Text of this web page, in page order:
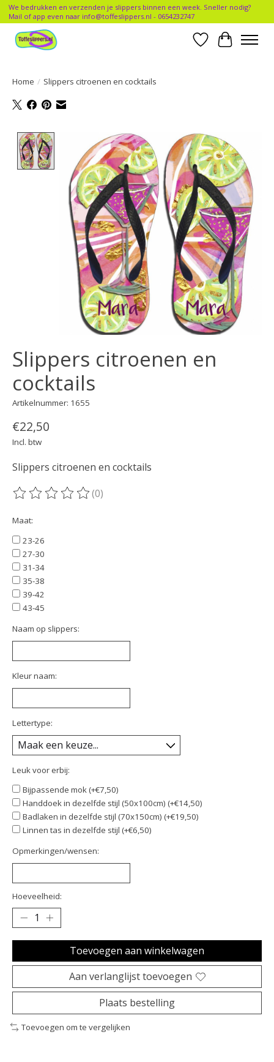
We bedrukken en verzenden je slippers binnen een week. Sneller nodig?
Mail of app even naar info@toffeslippers.nl - 0654232747
Verlanglijst
Home / Slippers citroenen en cocktails
Product image slideshow Items
Slippers citroenen en
cocktails
Artikelnummer: 1655
€22,50
Incl. btw
Slippers citroenen en cocktails
De beoordeling van dit product is
(0)
Maat:
23-26
27-30
31-34
35-38
39-42
43-45
Naam op slippers:
Kleur naam:
Lettertype:
Leuk voor erbij:
Bijpassende mok (+€7,50)
Handdoek in dezelfde stijl (50x100cm) (+€14,50)
Badlaken in dezelfde stijl (70x150cm) (+€19,50)
Linnen tas in dezelfde stijl (+€6,50)
Opmerkingen/wensen:
Hoeveelheid:
Toevoegen aan winkelwagen
Aan verlanglijst toevoegen
Plaats bestelling
Toevoegen om te vergelijken